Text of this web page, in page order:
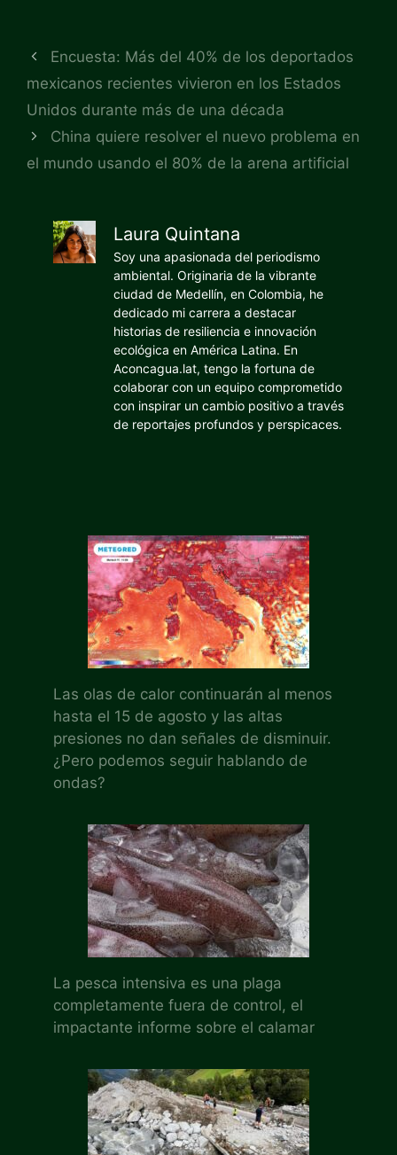
Encuesta: Más del 40% de los deportados
mexicanos recientes vivieron en los Estados
Unidos durante más de una década
China quiere resolver el nuevo problema en
el mundo usando el 80% de la arena artificial
Laura Quintana
Soy una apasionada del periodismo
ambiental. Originaria de la vibrante
ciudad de Medellín, en Colombia, he
dedicado mi carrera a destacar
historias de resiliencia e innovación
ecológica en América Latina. En
Aconcagua.lat, tengo la fortuna de
colaborar con un equipo comprometido
con inspirar un cambio positivo a través
de reportajes profundos y perspicaces.
Las olas de calor continuarán al menos
hasta el 15 de agosto y las altas
presiones no dan señales de disminuir.
¿Pero podemos seguir hablando de
ondas?
La pesca intensiva es una plaga
completamente fuera de control, el
impactante informe sobre el calamar